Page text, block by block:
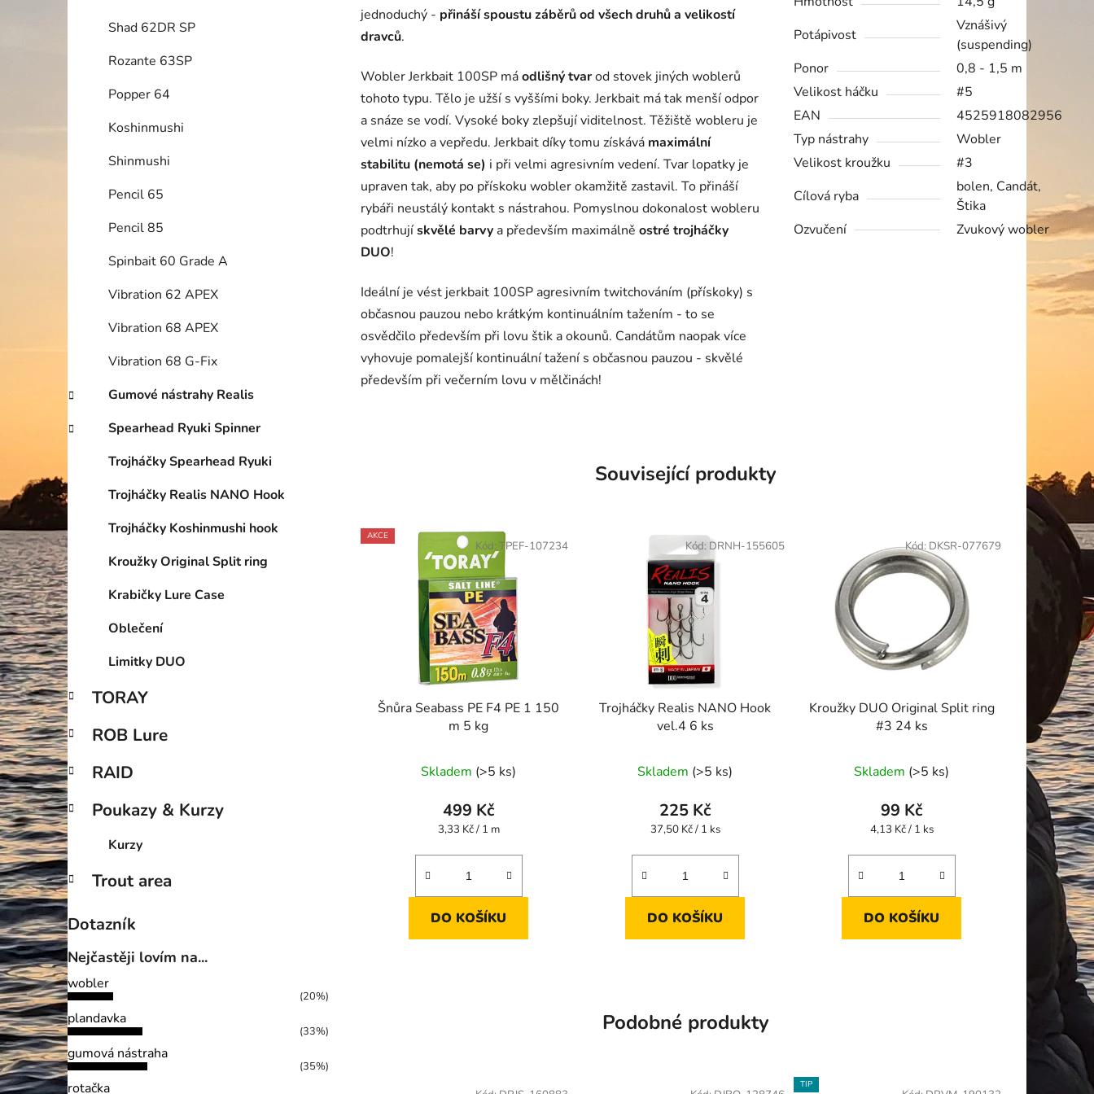
Shad 62DR SP
Rozante 63SP
Popper 64
Koshinmushi
Shinmushi
Pencil 65
Pencil 85
Spinbait 60 Grade A
Vibration 62 APEX
Vibration 68 APEX
Vibration 68 G-Fix
Gumové nástrahy Realis
Spearhead Ryuki Spinner
Trojháčky Spearhead Ryuki
Trojháčky Realis NANO Hook
Trojháčky Koshinmushi hook
Kroužky Original Split ring
Krabičky Lure Case
Oblečení
Limitky DUO
TORAY
ROB Lure
RAID
Poukazy & Kurzy
Kurzy
Trout area
Dotazník
Nejčastěji lovím na...
wobler
(20%)
plandavka
(33%)
gumová nástraha
(35%)
rotačka
jednoduchý - přináší spoustu záběrů od všech druhů a velikostí
dravců.
Wobler Jerkbait 100SP máodlišný tvarod stovek jiných woblerů
tohoto typu. Tělo je užší s vyššími boky. Jerkbait má tak menší odpor
a snáze se vodí. Vysoké boky zlepšují viditelnost. Těžiště wobleru je
velmi nízko a vepředu. Jerkbait díky tomu získává maximální
stabilitu (nemotá se) i při velmi agresivním vedení. Tvar lopatky je
upraven tak, aby po přískoku wobler okamžitě zastavil. To přináší
rybáři neustálý kontakt s nástrahou. Pomyslnou dokonalost wobleru
podtrhujískvělé barvy a především maximálně ostré trojháčky
DUO!
Ideální je vést jerkbait 100SP agresivním twitchováním (přískoky) s
občasnou pauzou nebo krátkým kontinuálním tažením - to se
osvědčilo především při lovu štik a okounů. Candátům naopak více
vyhovuje pomalejší kontinuální tažení s občasnou pauzou - skvělé
především při večerním lovu v mělčinách!
Potápivost
Vznášivý
(suspending)
Ponor
0,8 - 1,5 m
Velikost háčku
#5
EAN
4525918082956
Typ nástrahy
Wobler
Velikost kroužku
#3
Cílová ryba
bolen, Candát,
Štika
Ozvučení
Zvukový wobler
Související produkty
AKCE
Šnůra Seabass PE F4 PE 1 150
m 5 kg
Skladem (>5 ks)
499 Kč
Měrná
3,33 Kč / 1 m
DO KOŠÍKU
Kód: TPEF-107234
Trojháčky Realis NANO Hook
vel.4 6 ks
Skladem (>5 ks)
225 Kč
Měrná
37,50 Kč / 1 ks
DO KOŠÍKU
Kód: DRNH-155605
Kroužky DUO Original Split ring
#3 24 ks
Skladem (>5 ks)
99 Kč
Měrná
4,13 Kč / 1 ks
DO KOŠÍKU
Kód: DKSR-077679
Podobné produkty
TIP